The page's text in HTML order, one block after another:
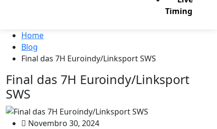
Timing
Home
Blog
Final das 7H Euroindy/Linksport SWS
Final das 7H Euroindy/Linksport
SWS
Novembro 30, 2024